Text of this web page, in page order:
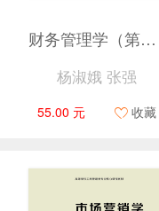
财务管理学（第四版）
杨淑娥 张强
55.00 元 收藏